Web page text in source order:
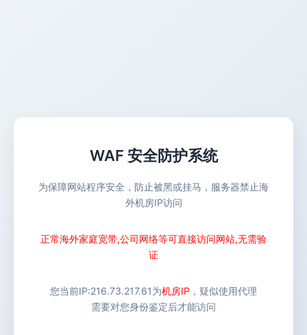
WAF 安全防护系统
为保障网站程序安全，防止被黑或挂马，服务器禁止海
外机房IP访问
正常海外家庭宽带,公司网络等可直接访问网站,无需验
证
您当前IP:216.73.217.61为机房IP ，疑似使用代理
需要对您身份鉴定后才能访问